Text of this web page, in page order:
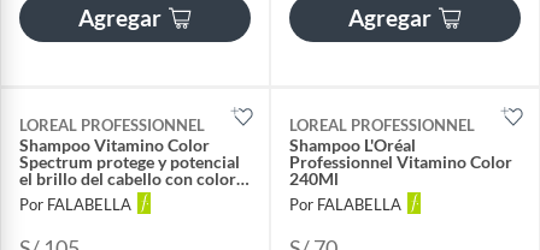
Agregar Agregar
LOREAL PROFESSIONNEL
Shampoo Vitamino Color
Spectrum protege y potencial
el brillo del cabello con color
300ml
Por FALABELLA
LOREAL PROFESSIONNEL
Shampoo L'Oréal
Professionnel Vitamino Color
240Ml
Por FALABELLA